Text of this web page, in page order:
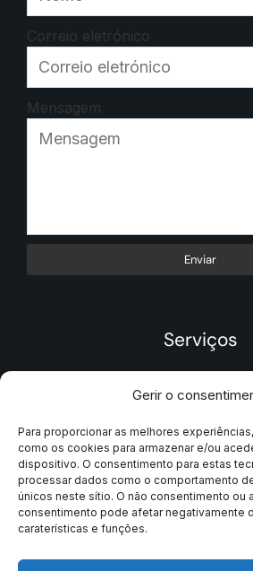
Gerir o
Para proporcionar as melhores
como os cookies para armazenar e/ou
dispositivo. O consentimento para estas
processar dados como o comportamento
únicos neste sítio. O não consentimento ou
consentimento pode afetar negativamente
caraterísticas e funções.
Correio eletrónico
Mensagem
Enviar
Serviços